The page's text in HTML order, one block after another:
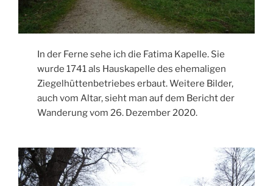
In der Ferne sehe ich die Fatima Kapelle. Sie
wurde 1741 als Hauskapelle des ehemaligen
Ziegelhüttenbetriebes erbaut. Weitere Bilder,
auch vom Altar, sieht man auf dem Bericht der
Wanderung vom 26. Dezember 2020.